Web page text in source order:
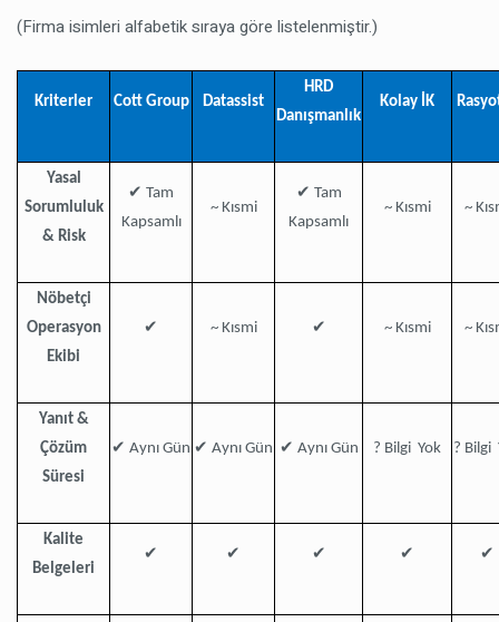
(Firma isimleri alfabetik sıraya göre listelenmiştir.)
Kriterler Cott Group Datassist
HRD
Danışmanlık
Kolay İK
Yasal
Sorumluluk
& Risk
✔ Tam
Kapsamlı
~ Kısmi
✔ Tam
Kapsamlı
~ Kısmi ~
Nöbetçi
Operasyon
Ekibi
✔ ~ Kısmi ✔ ~ Kısmi ~
Yanıt &
Çözüm
Süresi
✔ Aynı Gün ✔ Aynı Gün ✔ Aynı Gün ? Bilgi Yok ? Bilgi
Kalite
Belgeleri
✔ ✔ ✔ ✔ ✔